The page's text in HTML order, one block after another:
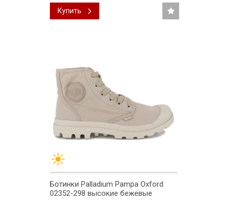
Купить
Ботинки Palladium Pampa Oxford
02352-298 высокие бежевые